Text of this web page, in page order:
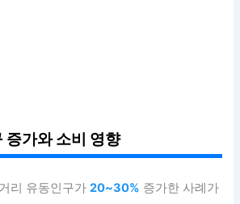
증가와 소비 영향
리 유동인구가20~30% 증가한 사례가